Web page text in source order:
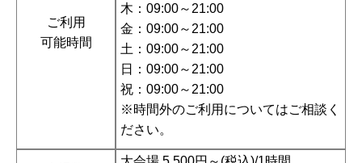
ご利用
可能時間
木：09:00～21:00
金：09:00～21:00
土：09:00～21:00
日：09:00～21:00
祝：09:00～21:00
※時間外のご利用についてはご相談く
ださい。